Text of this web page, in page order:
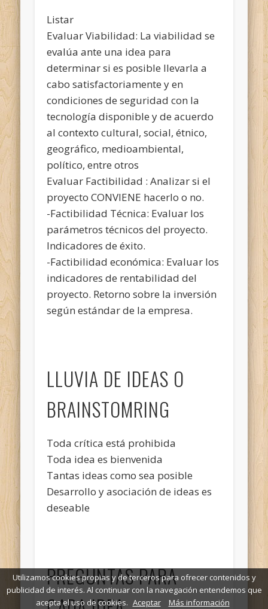
Listar
Evaluar Viabilidad: La viabilidad se
evalúa ante una idea para
determinar si es posible llevarla a
cabo satisfactoriamente y en
condiciones de seguridad con la
tecnología disponible y de acuerdo
al contexto cultural, social, étnico,
geográfico, medioambiental,
político, entre otros
Evaluar Factibilidad : Analizar si el
proyecto CONVIENE hacerlo o no.
-Factibilidad Técnica: Evaluar los
parámetros técnicos del proyecto.
Indicadores de éxito.
-Factibilidad económica: Evaluar los
indicadores de rentabilidad del
proyecto. Retorno sobre la inversión
según estándar de la empresa.
LLUVIA DE IDEAS O
BRAINSTOMRING
Toda crítica está prohibida
Toda idea es bienvenida
Tantas ideas como sea posible
Desarrollo y asociación de ideas es
deseable
PREGUNTAS PARA
Utilizamos cookies propias y de terceros para ofrecer contenidos y
publicidad de interés. Al continuar con la navegación entendemos que
acepta el uso de cookies. Aceptar Más información